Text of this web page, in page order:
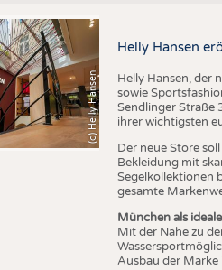
DTV
TERMINE
(c) Helly Hansen
Helly Hansen
Helly Hansen, der
sowie
Sendlinger Straße
ihrer wichtigsten
Der neue Store
Bekleidung mit
Segelkollektionen
gesamte
München als
Mit der Nähe zu
Ausbau der Marke